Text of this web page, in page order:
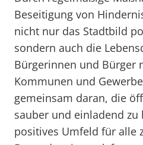
Beseitigung von
nicht nur das Stadtbild
sondern auch die
Bürgerinnen und Bürger
Kommunen und
gemeinsam daran, die
sauber und einladend zu
positives Umfeld für alle